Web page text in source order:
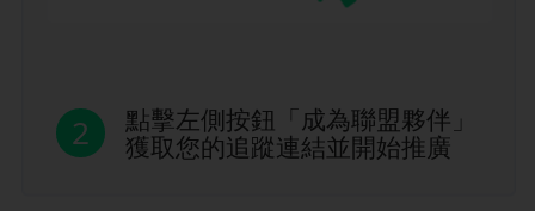
2
點擊左側按鈕「成為聯盟夥伴」
獲取您的追蹤連結並開始推廣